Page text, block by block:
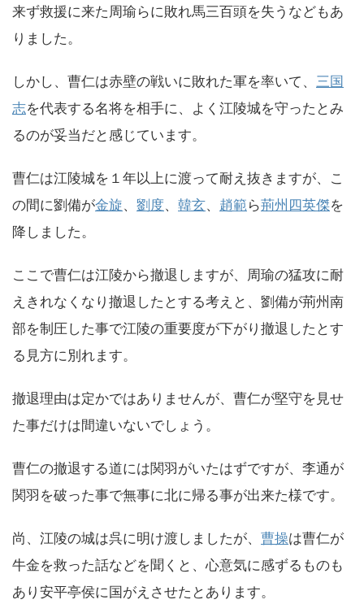
来ず救援に来た周瑜らに敗れ馬三百頭を失うなどもあ
りました。
しかし、曹仁は赤壁の戦いに敗れた軍を率いて、 三国
志を代表する名将を相手に、よく江陵城を守ったとみ
るのが妥当だと感じています。
曹仁は江陵城を１年以上に渡って耐え抜きますが、こ
の間に劉備が金旋、 劉度、 韓玄、 趙範 ら荊州四英傑を
降しました。
ここで曹仁は江陵から撤退しますが、周瑜の猛攻に耐
えきれなくなり撤退したとする考えと、劉備が荊州南
部を制圧した事で江陵の重要度が下がり撤退したとす
る見方に別れます。
撤退理由は定かではありませんが、曹仁が堅守を見せ
た事だけは間違いないでしょう。
曹仁の撤退する道には関羽がいたはずですが、李通が
関羽を破った事で無事に北に帰る事が出来た様です。
尚、江陵の城は呉に明け渡しましたが、 曹操は曹仁が
牛金を救った話などを聞くと、心意気に感ずるものも
あり安平亭侯に国がえさせたとあります。